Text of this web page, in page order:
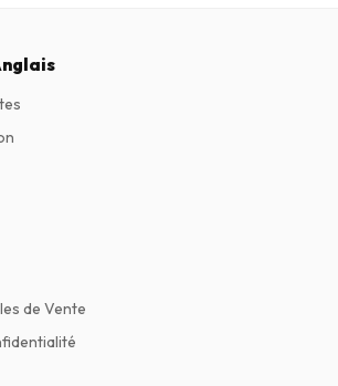
de Vente